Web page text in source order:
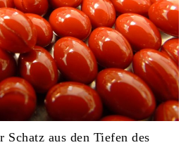
aus den Tiefen des